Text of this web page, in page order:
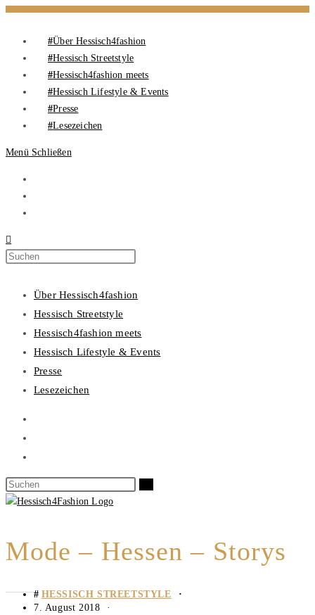
Über Hessisch4fashion
Hessisch Streetstyle
Hessisch4fashion meets
Hessisch Lifestyle & Events
Presse
Lesezeichen
Menü Schließen
Über Hessisch4fashion
Hessisch Streetstyle
Hessisch4fashion meets
Hessisch Lifestyle & Events
Presse
Lesezeichen
Mode – Hessen – Storys
HESSISCH STREETSTYLE
7. August 2018